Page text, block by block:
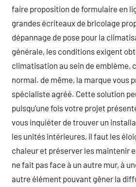
faire proposition de formulaire en
grandes écriteaux de bricolage
dépannage de pose pour la
générale, les conditions exigent
climatisation au sein de emblème,
normal. de même, la marque vous
spécialiste agréé. Cette solution
puisqu’une fois votre projet
vous inquiéter de trouver un
les unités intérieures, il faut les
chaleur et préserver les maintenir
ne fait pas face à un autre mur, à
autre élément pouvant gêner la